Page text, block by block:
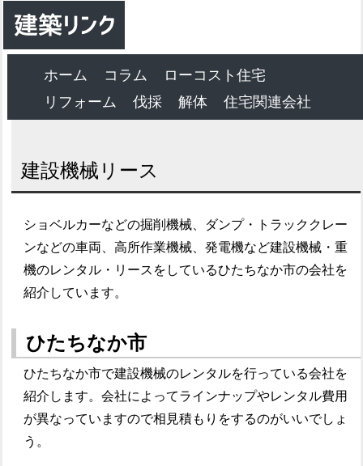
ホーム コラム
ローコスト住宅
リフォーム
伐採 解体 住宅関連会社
建設機械リース
ショベルカーなどの掘削機械、ダンプ・トラッククレー
ンなどの車両、高所作業機械、発電機など建設機械・重
機のレンタル・リースをしているひたちなか市の会社を
紹介しています。
ひたちなか市
ひたちなか市で建設機械のレンタルを行っている会社を
紹介します。会社によってラインナップやレンタル費用
が異なっていますので相見積もりをするのがいいでしょ
う。